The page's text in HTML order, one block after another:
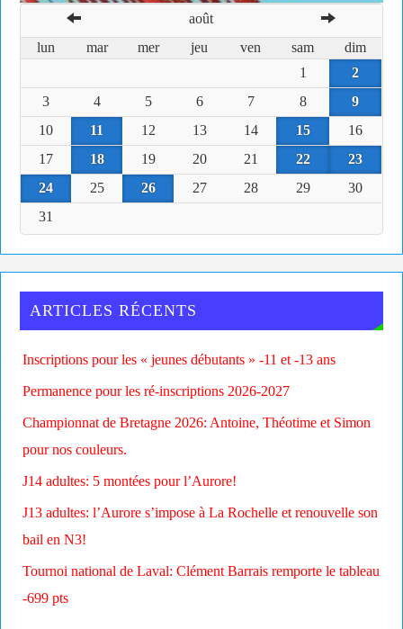
août
lun
mar mer jeu ven sam
dim
1
2
3
4 5 6 7 8
9
10
11 12 13 14 15
16
17
18 19 20 21 22
23
24
25 26 27 28 29
30
31
ARTICLES RÉCENTS
Inscriptions pour les « jeunes débutants » -11 et -13 ans
Permanence pour les ré-inscriptions 2026-2027
Championnat de Bretagne 2026: Antoine, Théotime et Simon
pour nos couleurs.
J14 adultes: 5 montées pour l’Aurore!
J13 adultes: l’Aurore s’impose à La Rochelle et renouvelle son
bail en N3!
Tournoi national de Laval: Clément Barrais remporte le tableau
-699 pts